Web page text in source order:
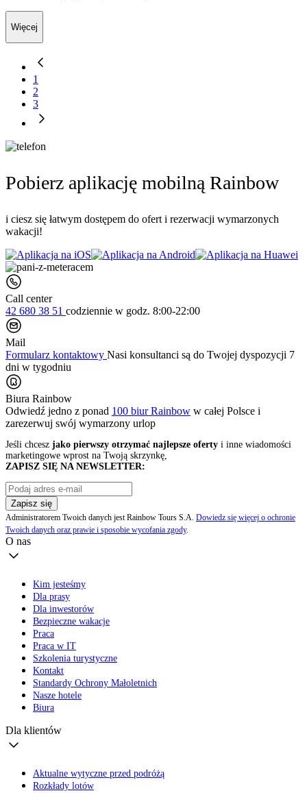
Więcej
1
2
3
Pobierz aplikację mobilną Rainbow
i ciesz się łatwym dostępem do ofert i rezerwacji wymarzonych
wakacji!
Call center
42 680 38 51 codziennie w godz. 8:00-22:00
Mail
Formularz kontaktowy Nasi konsultanci są do Twojej dyspozycji 7
dni w tygodniu
Biura Rainbow
Odwiedź jedno z ponad 100 biur Rainbow w całej Polsce i
zarezerwuj swój wymarzony urlop
Jeśli chcesz jako pierwszy otrzymać najlepsze oferty i inne wiadomości
marketingowe wprost na Twoją skrzynkę,
ZAPISZ SIĘ NA NEWSLETTER:
Zapisz się
Administratorem Twoich danych jest Rainbow Tours S.A. Dowiedz się więcej o ochronie
Twoich danych oraz prawie i sposobie wycofania zgody.
O nas
Kim jesteśmy
Dla prasy
Dla inwestorów
Bezpieczne wakacje
Praca
Praca w IT
Szkolenia turystyczne
Kontakt
Standardy Ochrony Małoletnich
Nasze hotele
Biura
Dla klientów
Aktualne wytyczne przed podróżą
Rozkłady lotów